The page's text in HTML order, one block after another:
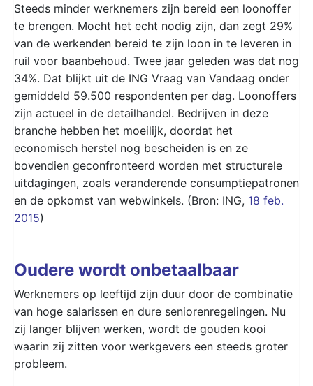
Steeds minder werknemers zijn bereid een loonoffer
te brengen. Mocht het echt nodig zijn, dan zegt 29%
van de werkenden bereid te zijn loon in te leveren in
ruil voor baanbehoud. Twee jaar geleden was dat nog
34%. Dat blijkt uit de ING Vraag van Vandaag onder
gemiddeld 59.500 respondenten per dag. Loonoffers
zijn actueel in de detailhandel. Bedrijven in deze
branche hebben het moeilijk, doordat het
economisch herstel nog bescheiden is en ze
bovendien geconfronteerd worden met structurele
uitdagingen, zoals veranderende consumptiepatronen
en de opkomst van webwinkels. (Bron: ING, 18 feb.
2015)
Oudere wordt onbetaalbaar
Werknemers op leeftijd zijn duur door de combinatie
van hoge salarissen en dure seniorenregelingen. Nu
zij langer blijven werken, wordt de gouden kooi
waarin zij zitten voor werkgevers een steeds groter
probleem.